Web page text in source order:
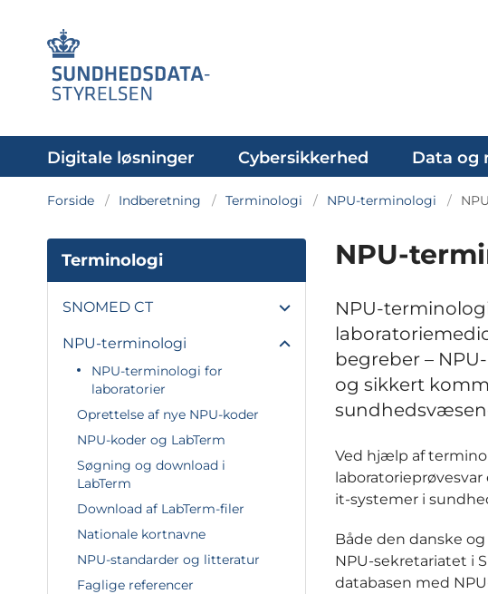
Digitale løsninger Cybersikkerhed Data og
Forside Indberetning Terminologi NPU-terminologi
Terminologi
SNOMED CT
NPU-terminologi
NPU-terminologi for
laboratorier
Oprettelse af nye NPU-koder
NPU-koder og LabTerm
Søgning og download i
LabTerm
Download af LabTerm-filer
Nationale kortnavne
NPU-standarder og litteratur
Faglige referencer
NPU-
NPU-
begreber –
og sikkert
Ved hjælp af
it-systemer i
Både den danske
NPU-sekretariatet i
databasen med